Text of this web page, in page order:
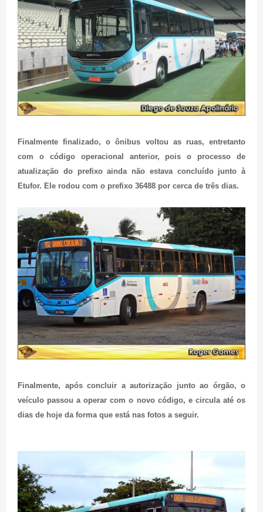
Finalmente finalizado, o ônibus voltou as ruas, entretanto
com o código operacional anterior, pois o processo de
atualização do prefixo ainda não estava concluído junto à
Etufor. Ele rodou com o prefixo 36488 por cerca de três dias.
Finalmente, após concluir a autorização junto ao órgão, o
veículo passou a operar com o novo código, e circula até os
dias de hoje da forma que está nas fotos a seguir.